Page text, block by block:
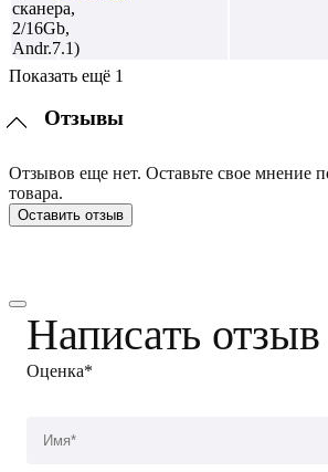
Показать ещё 1
Отзывы
Отзывов еще нет. Оставьте свое мнение
товара.
Оставить отзыв
Написать отзыв
Оценка*